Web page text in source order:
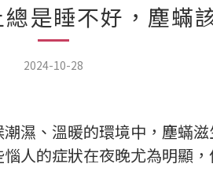
是睡不好，塵蟎
2024-10-28
濕、溫暖的環境中，塵蟎
人的症狀在夜晚尤為明顯，